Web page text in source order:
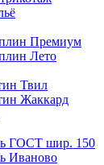
Премиум
Лето
Твил
Жаккард
ГОСТ шир. 150
Иваново